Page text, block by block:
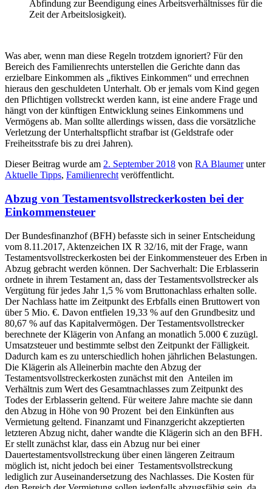
Abfindung zur Beendigung eines Arbeitsverhältnisses für die
Zeit der Arbeitslosigkeit).
Was aber, wenn man diese Regeln trotzdem ignoriert? Für den
Bereich des Familienrechts unterstellen die Gerichte dann das
erzielbare Einkommen als „fiktives Einkommen“ und errechnen
hieraus den geschuldeten Unterhalt. Ob er jemals vom Kind gegen
den Pflichtigen vollstreckt werden kann, ist eine andere Frage und
hängt von der künftigen Entwicklung seines Einkommens und
Vermögens ab. Man sollte allerdings wissen, dass die vorsätzliche
Verletzung der Unterhaltspflicht strafbar ist (Geldstrafe oder
Freiheitsstrafe bis zu drei Jahren).
Dieser Beitrag wurde am 2. September 2018 von RA Blaumerunter
Aktuelle Tipps, Familienrecht veröffentlicht.
Abzug von Testamentsvollstreckerkosten bei der
Einkommensteuer
Der Bundesfinanzhof (BFH) befasste sich in seiner Entscheidung
vom 8.11.2017, Aktenzeichen IX R 32/16, mit der Frage, wann
Testamentsvollstreckerkosten bei der Einkommensteuer des Erben in
Abzug gebracht werden können. Der Sachverhalt: Die Erblasserin
ordnete in ihrem Testament an, dass der Testamentsvollstrecker als
Vergütung für jedes Jahr 1,5 % vom Bruttonachlass erhalten solle.
Der Nachlass hatte im Zeitpunkt des Erbfalls einen Bruttowert von
über 5 Mio. €. Davon entfielen 19,33 % auf den Grundbesitz und
80,67 % auf das Kapitalvermögen. Der Testamentsvollstrecker
berechnete der Klägerin von Anfang an monatlich 5.000 € zuzügl.
Umsatzsteuer und bestimmte selbst den Zeitpunkt der Fälligkeit.
Dadurch kam es zu unterschiedlich hohen jährlichen Belastungen.
Die Klägerin als Alleinerbin machte den Abzug der
Testamentsvollstreckerkosten zunächst mit den Anteilen im
Verhältnis zum Wert des Gesamtnachlasses zum Zeitpunkt des
Todes der Erblasserin geltend. Für weitere Jahre machte sie dann
den Abzug in Höhe von 90 Prozent bei den Einkünften aus
Vermietung geltend. Finanzamt und Finanzgericht akzeptierten
letzteren Abzug nicht, daher wandte die Klägerin sich an den BFH.
Er stellt zunächst klar, dass ein Abzug nur bei einer
Dauertestamentsvollstreckung über einen längeren Zeitraum
möglich ist, nicht jedoch bei einer Testamentsvollstreckung
lediglich zur Auseinandersetzung des Nachlasses. Die Kosten für